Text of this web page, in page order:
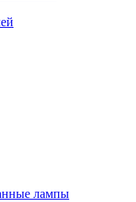
лампы